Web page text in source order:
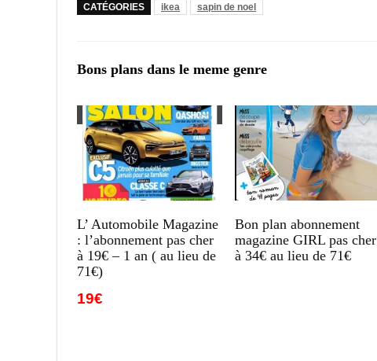
CATÉGORIES ikea sapin de noel
Bons plans dans le meme genre
L’ Automobile Magazine
: l’abonnement pas cher
à 19€ – 1 an ( au lieu de
71€)
19€
Bon plan abonnement
magazine GIRL pas cher
à 34€ au lieu de 71€